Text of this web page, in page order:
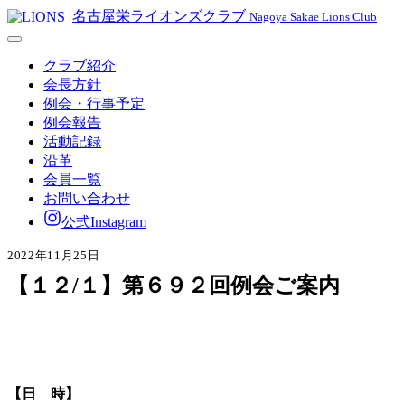
名古屋栄ライオンズクラブ Nagoya Sakae Lions Club
クラブ紹介
会長方針
例会・行事予定
例会報告
活動記録
沿革
会員一覧
お問い合わせ
公式Instagram
2022年11月25日
【１２/１】第６９２回例会ご案内
【日 時】